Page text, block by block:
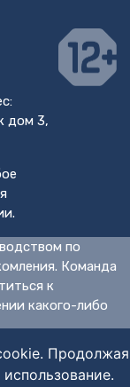
дом 3,
по
Команда
к
какого-либо
Продолжая